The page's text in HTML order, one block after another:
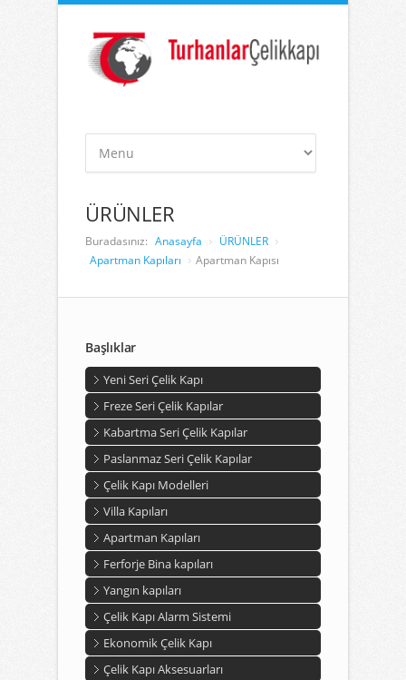
ÜRÜNLER
Buradasınız: Anasayfa
ÜRÜNLER
Apartman Kapıları
Apartman Kapısı
Başlıklar
Yeni Seri Çelik Kapı
Freze Seri Çelik Kapılar
Kabartma Seri Çelik Kapılar
Paslanmaz Seri Çelik Kapılar
Çelik Kapı Modelleri
Villa Kapıları
Apartman Kapıları
Ferforje Bina kapıları
Yangın kapıları
Çelik Kapı Alarm Sistemi
Ekonomik Çelik Kapı
Çelik Kapı Aksesuarları